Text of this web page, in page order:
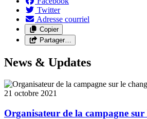
Twitter
Adresse courriel
Copier
Partager…
News & Updates
21 octobre 2021
Organisateur de la campagne